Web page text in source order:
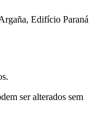
Edifício Paraná
ser alterados sem